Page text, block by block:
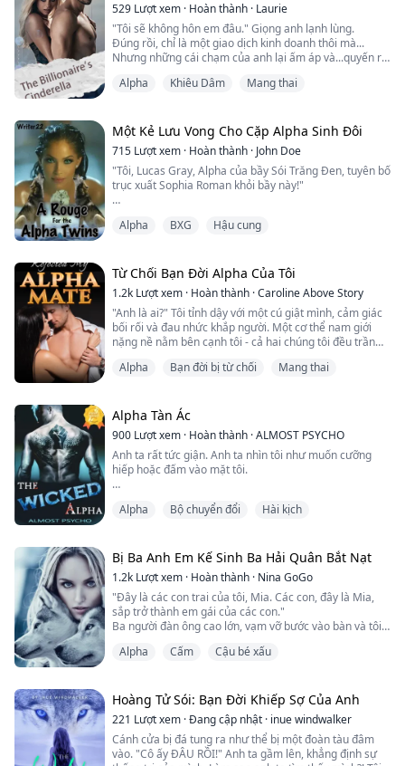
khỏ...
529 Lượt xem · Hoàn thành · Laurie
"Tôi sẽ không hôn em đâu." Giọng anh lạnh lùng.
Đúng rồi, chỉ là một giao dịch kinh doanh thôi mà...
Nhưng những cái chạm của anh lại ấm áp và...quyến rũ.
tôi...
Emma Wells, một cô gái đại học sắp tốt nghiệp. Cô bị
mẹ kế Jane và chị kế Anna hành hạ và tra tấn. Niềm hy
vọng duy nhất trong cuộc đời cô là bạn trai như hoàng
tử của mình, Matthew...
Alpha Khiêu Dâm Mang thai
Một Kẻ Lưu Vong Cho Cặp Alpha Sinh Đôi
715 Lượt xem · Hoàn thành · John Doe
"Tôi, Lucas Gray, Alpha của bầy Sói Trăng Đen, tuyên bố
trục xuất Sophia Roman khỏi bầy này!"
Sophia bị bầy của mình trục xuất vì cô biến hình muộn
đầu của một cuộc phiêu lưu vĩ đại.
Hai ngày sau khi trở thành kẻ lang thang, Sophia bị tấn
công bởi những kẻ lang thang g...
Alpha BXG Hậu cung
Từ Chối Bạn Đời Alpha Của Tôi
1.2k Lượt xem · Hoàn thành ·Caroline Above Story
"Anh là ai?" Tôi tỉnh dậy với một cú giật mình, cảm giác
bối rối và đau nhức khắp người. Một cơ thể nam giới
nặng nề nằm bên cạnh tôi - cả hai chúng tôi đều trần
nào tôi lại ở đây trong khi cố gắng quấn tấm chăn
quanh người. Tôi dừng lại khi nhận ra r...
Alpha Bạn đời bị từ chối Mang thai
Alpha Tàn Ác
900 Lượt xem · Hoàn thành ·ALMOST PSYCHO
Anh ta rất tức giận. Anh ta nhìn tôi như muốn cưỡng
hiếp hoặc đấm vào mặt tôi.
"Em đã rất rất hư, mèo con. Em không biết tôi đã phải
trải qua những gì đâu."
Tay anh ta siết chặt cổ tôi, làm tôi nghẹt thở.
"Cởi đồ."
Từ đó làm tôi tỉnh khỏi cơn sốc điện. "Cái gì-"
áo của em - 1."
Điều này c...
Alpha Bộ chuyển đổi Hài kịch
Bị Ba Anh Em Kế Sinh Ba Hải Quân Bắt Nạt
1.2k Lượt xem · Hoàn thành · Nina GoGo
"Đây là các con trai của tôi, Mia. Các con, đây là Mia,
sắp trở thành em gái của các con."
Ba người đàn ông cao lớn, vạm vỡ bước vào bàn và tôi
trông giống hệt cha của họ.
rắc rối trong cuộc sống trung học của tôi.
Tôi sẽ thật ngu ngốc ...
Alpha Cấm Cậu bé xấu
Hoàng Tử Sói: Bạn Đời Khiếp Sợ Của Anh
221 Lượt xem ·Đang cập nhật · inue windwalker
Cánh cửa bị đá tung ra như thể bị một đoàn tàu đâm
vào. "Cô ấy ĐÂU RỒI!" Anh ta gầm lên, khẳng định sự